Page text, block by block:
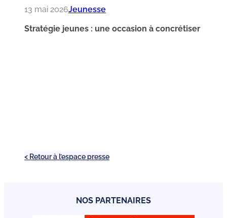
13 mai 2026Jeunesse
Stratégie jeunes : une occasion à concrétiser
< Retour à l’espace presse
NOS PARTENAIRES